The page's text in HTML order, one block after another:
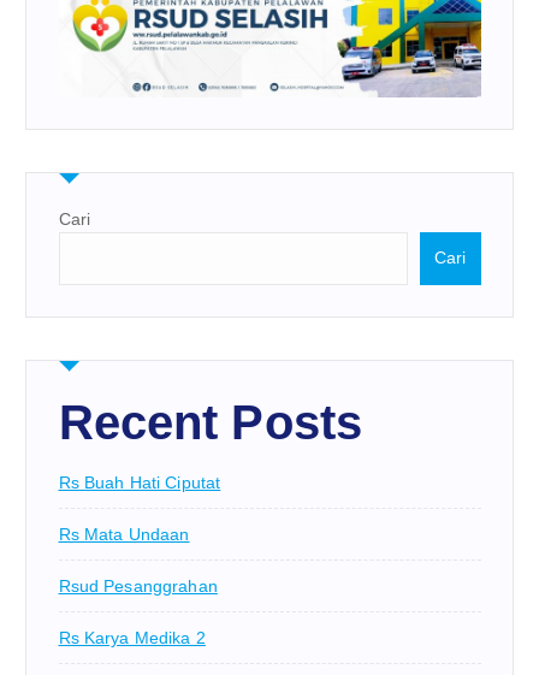
Cari
Cari
Recent Posts
Rs Buah Hati Ciputat
Rs Mata Undaan
Rsud Pesanggrahan
Rs Karya Medika 2